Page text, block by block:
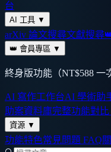
台
AI 工具 ▼
arXiv 論文搜尋文獻搜尋
👑 會員專區 ▼
終身版功能（NT$588 一
AI 寫作工作台AI 學術助
助案資料庫完整功能對
資源 ▼
功能特色常見問題 FAQ